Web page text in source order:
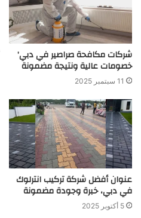
شركات مكافحة صراصير في دبي’
خصومات عالية ونتيجة مضمونة
11 سبتمبر 2025
عنوان أفضل شركة تركيب انترلوك
في دبي، خبرة وجودة مضمونة
5 أكتوبر 2025